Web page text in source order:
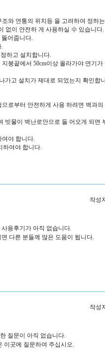
와 연통의 위치등 을 고려하여 정하
없이 안전하 게 사용하실 수 있습니다.
어줍니다.
하고 설치합니다.
붕끝에서 50cm이상 올라가야 연기
가고 설치가 제대로 되었는지 확인합
로부터 안전하게 사용 하려면 벽과
물이 벽난로안으로 들 어오게 되면
야 합니다.
하여야 합니다.
작성
용후기가 아직 없습니다.
다른 분들께 많은 도움이 됩니다.
작성
질문이 아직 없습니다.
이곳에 질문하여 주십시오.